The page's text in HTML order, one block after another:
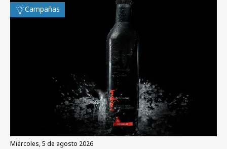
Campañas
miércoles, 5 de agosto 2026